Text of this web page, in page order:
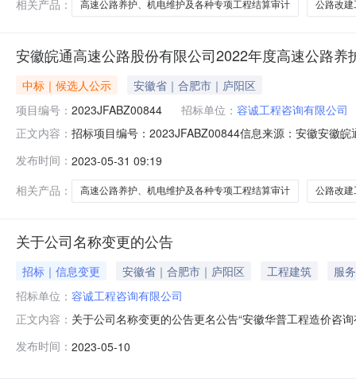
相关产品：
高速公路养护、机电维护及各种专项工程结算审计 公路改建
安徽皖通高速公路股份有限公司2022年度高速公路
中标｜候选人公示
安徽省｜合肥市｜庐阳区
项目编号： 2023JFABZ00844 招标单位： 容诚工程咨询有限公司
正文内容： 招标项目编号：2023JFABZ00844信息来源：安徽安徽
高速公路养护、机电维护及各种专项工程结算审计项目
发布时间： 2023-05-31 09:19
相关产品：
高速公路养护、机电维护及各种专项工程结算审计 公路改建
关于公司名称变更的公告
招标｜信息变更 安徽省｜合肥市｜庐阳区 工程建筑
服务
招标单位： 容诚工程咨询有限公司
正文内容： 关于公司名称变更的公告更名公告“安徽华普工程造价咨
变，原签订的合同继续有效，原有的业务关系和服务承
发布时间： 2023-05-10